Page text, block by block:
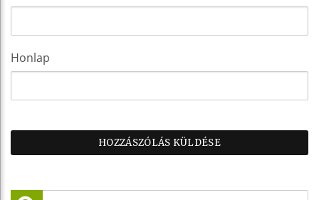
Honlap